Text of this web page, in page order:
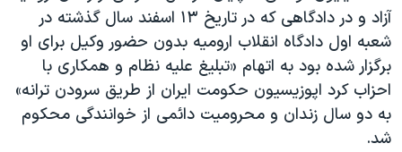
آزاد و در دادگاهی که در تاریخ ۱۳ اسفند سال گذشته در
شعبه اول دادگاه انقلاب ارومیه بدون حضور وکیل برای او
برگزار شده بود به اتهام «تبلیغ علیه نظام و همکاری با
احزاب کرد اپوزیسیون حکومت ایران از طریق سرودن ترانه»
به دو سال زندان و محرومیت دائمی از خوانندگی محکوم
شد.